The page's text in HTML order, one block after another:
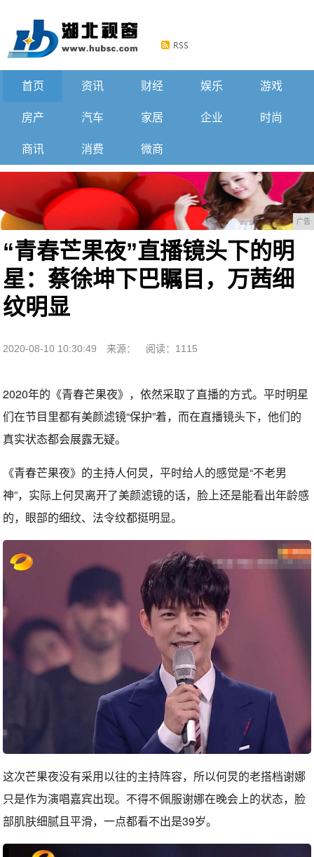
首页 资讯 财经 娱乐 游戏
房产 汽车 家居 企业 时尚
商讯 消费 微商
广告
“青春芒果夜”直播镜头下的明
星：蔡徐坤下巴瞩目，万茜细
纹明显
2020-08-10 10:30:49 来源： 阅读：1115
2020年的《青春芒果夜》，依然采取了直播的方式。平时明星
们在节目里都有美颜滤镜“保护”着，而在直播镜头下，他们的
真实状态都会展露无疑。
《青春芒果夜》的主持人何炅，平时给人的感觉是“不老男
神”，实际上何炅离开了美颜滤镜的话，脸上还是能看出年龄感
的，眼部的细纹、法令纹都挺明显。
这次芒果夜没有采用以往的主持阵容，所以何炅的老搭档谢娜
只是作为演唱嘉宾出现。不得不佩服谢娜在晚会上的状态，脸
部肌肤细腻且平滑，一点都看不出是39岁。